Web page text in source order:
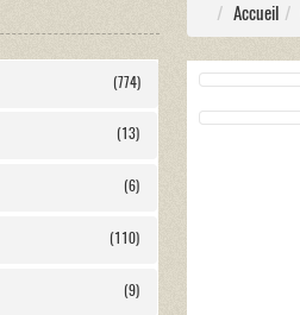
(774)
(13)
(6)
(110)
(9)
Accueil